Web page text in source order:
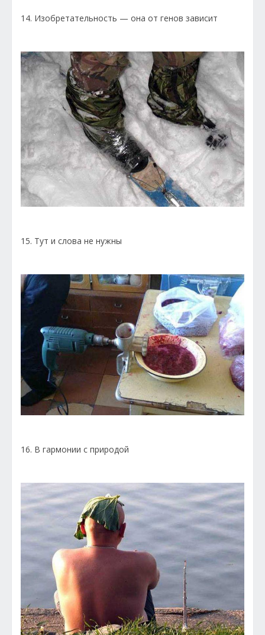
14. Изобретательность — она от генов зависит
15. Тут и слова не нужны
16. В гармонии с природой